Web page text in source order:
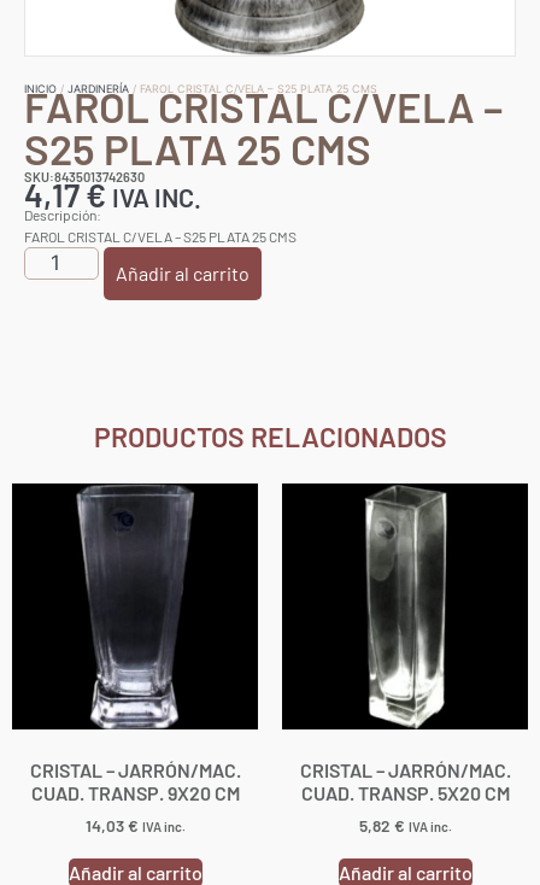
INICIO / JARDINERÍA / FAROL CRISTAL C/VELA – S25 PLATA 25 CMS
FAROL CRISTAL C/VELA –
S25 PLATA 25 CMS
SKU:8435013742630
4,17€ IVA INC.
Descripción:
FAROL CRISTAL C/VELA – S25 PLATA 25 CMS
Añadir al carrito
PRODUCTOS RELACIONADOS
CRISTAL – JARRÓN/MAC.
CUAD. TRANSP. 9X20 CM
14,03€ IVA inc.
Añadir al carrito
CRISTAL – JARRÓN/MAC.
CUAD. TRANSP. 5X20 CM
5,82 € IVA inc.
Añadir al carrito